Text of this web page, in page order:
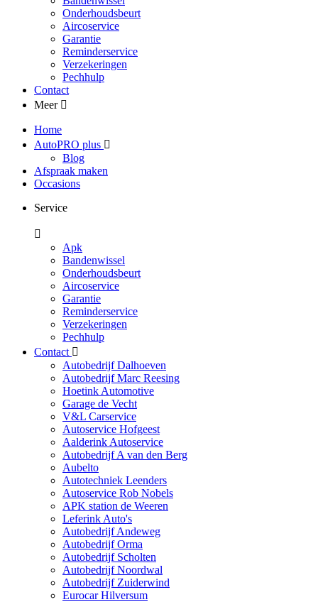
Onderhoudsbeurt
Aircoservice
Garantie
Reminderservice
Verzekeringen
Pechhulp
Contact
Meer
Home
AutoPRO plus
Blog
Afspraak maken
Occasions
Service
Apk
Bandenwissel
Onderhoudsbeurt
Aircoservice
Garantie
Reminderservice
Verzekeringen
Pechhulp
Contact
Autobedrijf Dalhoeven
Autobedrijf Marc Reesing
Hoetink Automotive
Garage de Vecht
V&L Carservice
Autoservice Hofgeest
Aalderink Autoservice
Autobedrijf A van den Berg
Aubelto
Autotechniek Leenders
Autoservice Rob Nobels
APK station de Weeren
Leferink Auto's
Autobedrijf Andeweg
Autobedrijf Orma
Autobedrijf Scholten
Autobedrijf Noordwal
Autobedrijf Zuiderwind
Eurocar Hilversum